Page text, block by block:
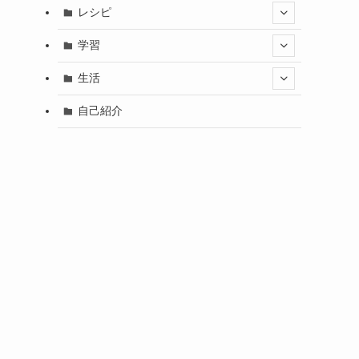
レシピ
学習
生活
自己紹介